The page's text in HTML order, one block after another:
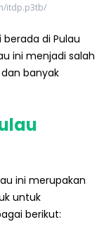
itdp.p3tb/
di Pulau
ini menjadi salah
banyak
ini merupakan
untuk
berikut: